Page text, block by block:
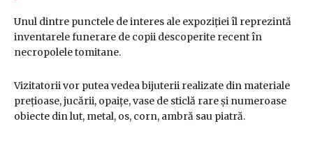
Unul dintre punctele de interes ale expoziției îl reprezintă
inventarele funerare de copii descoperite recent în
necropolele tomitane.
Vizitatorii vor putea vedea bijuterii realizate din materiale
prețioase, jucării, opaițe, vase de sticlă rare și numeroase
obiecte din lut, metal, os, corn, ambră sau piatră.